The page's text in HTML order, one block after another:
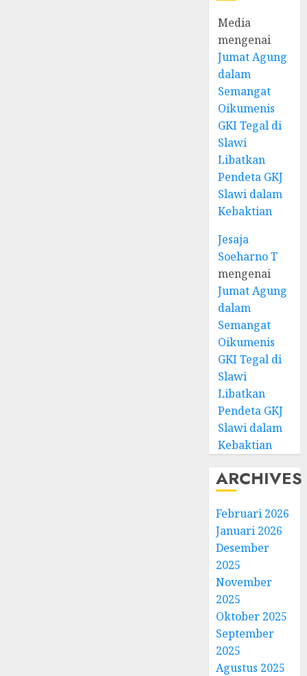
Media
mengenai
Jumat Agung
dalam
Semangat
Oikumenis
GKI Tegal di
Slawi
Libatkan
Pendeta GKJ
Slawi dalam
Kebaktian
Jesaja
Soeharno T
mengenai
Jumat Agung
dalam
Semangat
Oikumenis
GKI Tegal di
Slawi
Libatkan
Pendeta GKJ
Slawi dalam
Kebaktian
ARCHIVES
Februari 2026
Januari 2026
Desember
2025
November
2025
Oktober 2025
September
2025
Agustus 2025